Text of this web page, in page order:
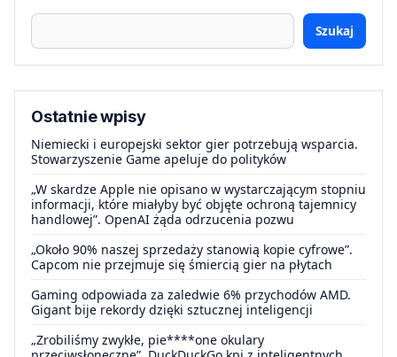
Szukaj
Ostatnie wpisy
Niemiecki i europejski sektor gier potrzebują wsparcia.
Stowarzyszenie Game apeluje do polityków
„W skardze Apple nie opisano w wystarczającym stopniu
informacji, które miałyby być objęte ochroną tajemnicy
handlowej”. OpenAI żąda odrzucenia pozwu
„Około 90% naszej sprzedaży stanowią kopie cyfrowe”.
Capcom nie przejmuje się śmiercią gier na płytach
Gaming odpowiada za zaledwie 6% przychodów AMD.
Gigant bije rekordy dzięki sztucznej inteligencji
„Zrobiliśmy zwykłe, pie****one okulary